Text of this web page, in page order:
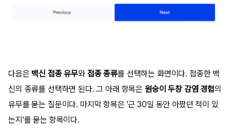
다음은 백신 접종 유무와 접종 종류를 선택하는 화면이다. 접종한 백
신의 종류를 선택하면 된다. 그 아래 항목은 원숭이 두창 감염 경험의
유무를 묻는 질문이다. 마지막 항목은 '근 30일 동안 아팠던 적이 있
는지'를 묻는 항목이다.